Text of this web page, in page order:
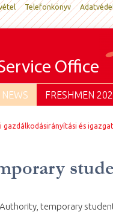
Telefonkönyv
Office
NEWS FRESHMEN
gazdálkodásirányítási és
temporary